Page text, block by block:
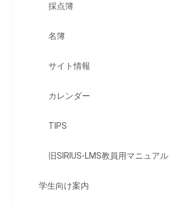
採点簿
名簿
サイト情報
カレンダー
TIPS
旧SIRIUS-LMS教員用マニュアル
学生向け案内